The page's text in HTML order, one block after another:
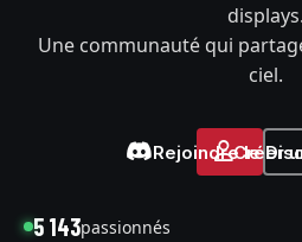
displays.
Une communauté qui
ciel.
Rejoindre le
Créer
5 143passionnés